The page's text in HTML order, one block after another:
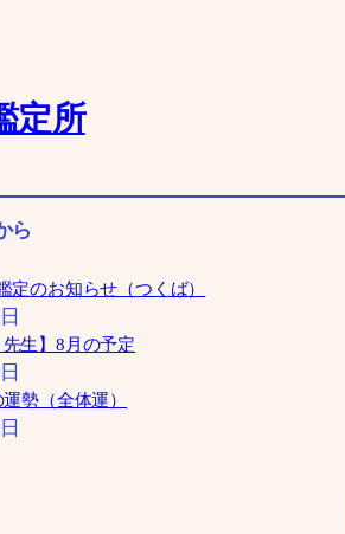
定所
ら
定のお知らせ（つくば）
先生】8月の予定
勢（全体運）